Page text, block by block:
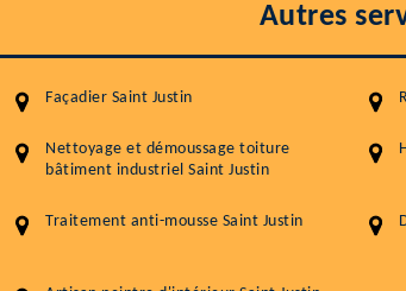
Autres
Façadier Saint Justin
Nettoyage et démoussage toiture
bâtiment industriel Saint Justin
Traitement anti-mousse Saint Justin